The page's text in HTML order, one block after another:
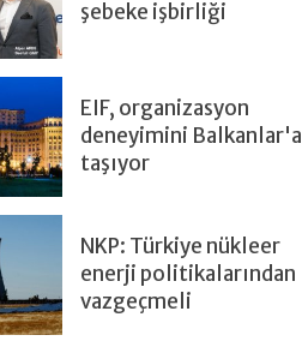
şebeke işbirliği
EIF, organizasyon
deneyimini Balkanlar'a
taşıyor
NKP: Türkiye nükleer
enerji politikalarından
vazgeçmeli